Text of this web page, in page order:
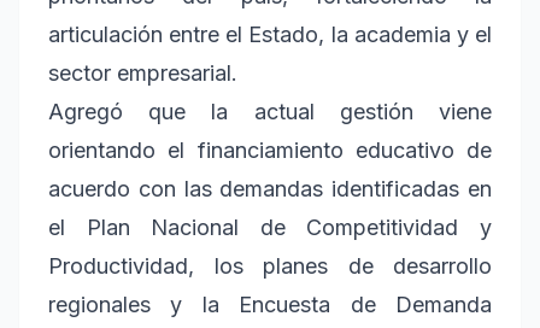
articulación entre el Estado, la academia y el
sector empresarial.
Agregó que la actual gestión viene
orientando el financiamiento educativo de
acuerdo con las demandas identificadas en
el Plan Nacional de Competitividad y
Productividad, los planes de desarrollo
regionales y la Encuesta de Demanda